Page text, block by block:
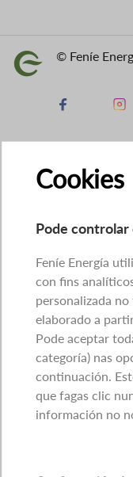
Imaxe © Feníe
Facebook
Cookies
Pode controlar
Feníe Energía
con fins
personalizada
elaborado a
Pode aceptar
categoría) nas
continuación.
que fagas clic
información no